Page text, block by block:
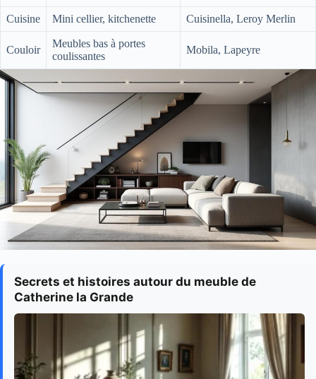
Cuisine Mini cellier, kitchenette Cuisinella, Leroy Merlin
Couloir
Meubles bas à portes
coulissantes
Mobila, Lapeyre
Secrets et histoires autour du meuble de
Catherine la Grande